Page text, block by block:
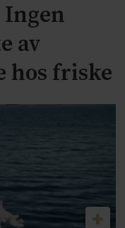
Ingen
av
hos friske